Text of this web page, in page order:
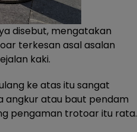
disebut, mengatakan
terkesan asal asalan
kaki.
ke atas itu sangat
angkur atau baut pendam
pengaman trotoar itu rata.